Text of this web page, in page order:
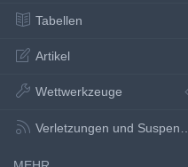
Tabellen
Artikel
Wettwerkzeuge
Verletzungen und Suspensionen